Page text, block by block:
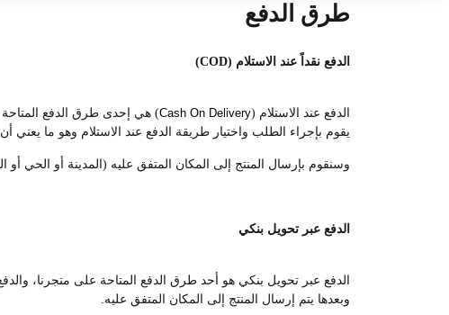
طرق الدفع
الدفع نقداً عند الاستلام (COD)
الدفع عند الاستلام (Cash On Delivery) هي إحدى طرق الدفع المتاحة
يقوم بإجراء الطلب واختيار طريقة الدفع عند الاستلام وهو ما يعني
وسنقوم بإرسال المنتج إلى المكان المتفق عليه (المدينة أو الحي أو
الدفع عبر تحويل بنكي
الدفع عبر تحويل بنكي هو أحد طرق الدفع المتاحة على متجرنا،
وبعدها يتم إرسال المنتج إلى المكان المتفق عليه.